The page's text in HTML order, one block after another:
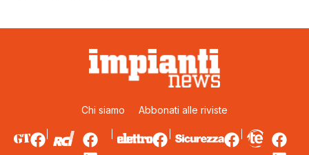
Chi siamo Abbonati alle riviste